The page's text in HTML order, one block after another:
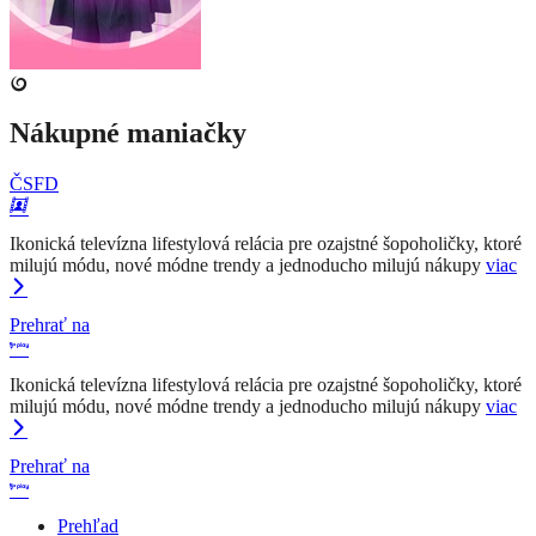
Nákupné maniačky
ČSFD
Ikonická televízna lifestylová relácia pre ozajstné šopoholičky, ktoré
milujú módu, nové módne trendy a jednoducho milujú nákupy viac
Prehrať na
Ikonická televízna lifestylová relácia pre ozajstné šopoholičky, ktoré
milujú módu, nové módne trendy a jednoducho milujú nákupy viac
Prehrať na
Prehľad